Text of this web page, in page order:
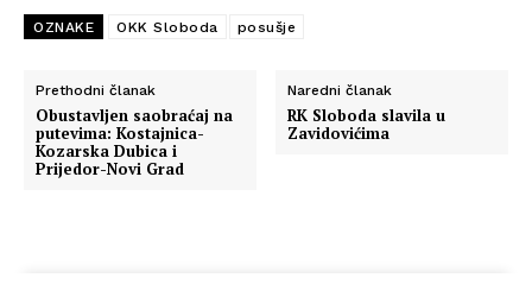
OZNAKE OKK Sloboda posušje
Prethodni članak
Obustavljen saobraćaj na
putevima: Kostajnica-
Kozarska Dubica i
Prijedor-Novi Grad
Naredni članak
RK Sloboda slavila u
Zavidovićima